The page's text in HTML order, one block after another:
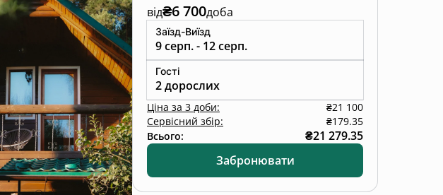
від₴6 700доба
Заїзд-Виїзд
9 серп. - 12 серп.
Гості
2 дорослих
Ціна за 3 доби:
₴21 100
Сервісний збір:
₴179.35
Всього:
₴21 279.35
Забронювати